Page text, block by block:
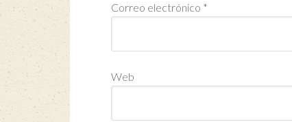
Correo electrónico *
Web